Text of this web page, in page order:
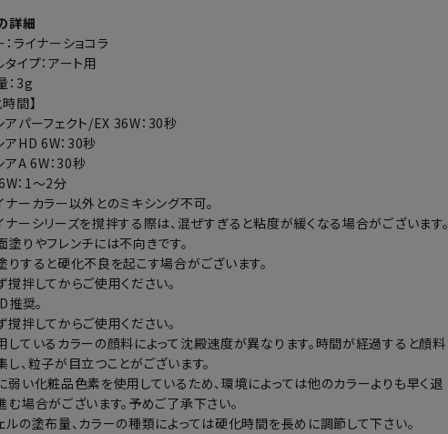
詳細
：ライナーショコラ
タイプ：アート用
：3g
間】
アパーフェクト/EX 36W：30秒
アHD 6W：30秒
アA 6W：30秒
：1～2分
ーカラー以外とのミキシング不可。
ーシリーズを撹拌する際は、混ぜすぎると粘度が緩くなる場合がございます。
りやフレンチには不向きです。
すると硬化不良を起こす場合がございます。
拌してからご使用ください。
奨。
拌してからご使用ください。
ているカラーの顔料によって沈殿速度が異なります。時間が経過すると顔料
し、粒子が目立つことがございます。
い化粧品色素を使用しているため、環境によっては他のカラーよりも早く退
む場合がございます。予めご了承下さい。
の塗布量、カラーの種類によっては硬化時間を長めに調節して下さい。